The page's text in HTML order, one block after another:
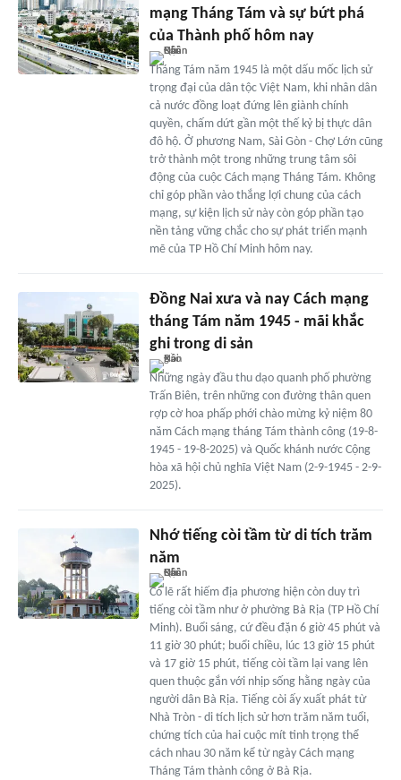
mạng Tháng Tám và sự bứt phá
của Thành phố hôm nay
Tháng Tám năm 1945 là một dấu mốc lịch sử
trọng đại của dân tộc Việt Nam, khi nhân dân
cả nước đồng loạt đứng lên giành chính
quyền, chấm dứt gần một thế kỷ bị thực dân
đô hộ. Ở phương Nam, Sài Gòn - Chợ Lớn cũng
trở thành một trong những trung tâm sôi
động của cuộc Cách mạng Tháng Tám. Không
chỉ góp phần vào thắng lợi chung của cách
mạng, sự kiện lịch sử này còn góp phần tạo
nền tảng vững chắc cho sự phát triển mạnh
mẽ của TP Hồ Chí Minh hôm nay.
Đồng Nai xưa và nay Cách mạng
tháng Tám năm 1945 - mãi khắc
ghi trong di sản
Những ngày đầu thu dạo quanh phố phường
Trấn Biên, trên những con đường thân quen
rợp cờ hoa phấp phới chào mừng kỷ niệm 80
năm Cách mạng tháng Tám thành công (19-8-
1945 - 19-8-2025) và Quốc khánh nước Cộng
hòa xã hội chủ nghĩa Việt Nam (2-9-1945 - 2-9-
2025).
Nhớ tiếng còi tầm từ di tích trăm
năm
Có lẽ rất hiếm địa phương hiện còn duy trì
tiếng còi tầm như ở phường Bà Rịa (TP Hồ Chí
Minh). Buổi sáng, cứ đều đặn 6 giờ 45 phút và
11 giờ 30 phút; buổi chiều, lúc 13 giờ 15 phút
và 17 giờ 15 phút, tiếng còi tầm lại vang lên
quen thuộc gắn với nhịp sống hằng ngày của
người dân Bà Rịa. Tiếng còi ấy xuất phát từ
Nhà Tròn - di tích lịch sử hơn trăm năm tuổi,
chứng tích của hai cuộc mít tinh trọng thể
cách nhau 30 năm kể từ ngày Cách mạng
Tháng Tám thành công ở Bà Rịa.